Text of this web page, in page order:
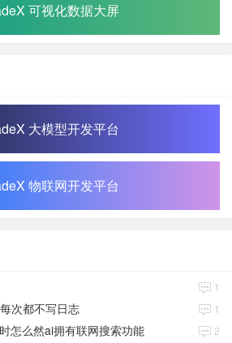
可视化数据大屏
大模型开发平台
物联网开发平台
1
次都不写日志 1
怎么然ai拥有联网搜索功能 2